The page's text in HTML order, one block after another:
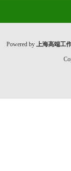
Powered by 上海高端工